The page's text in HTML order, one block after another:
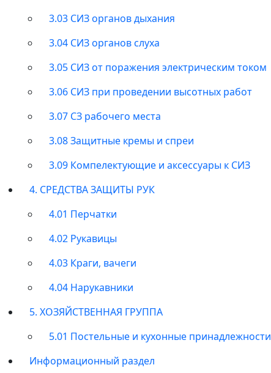
3.03 СИЗ органов дыхания
3.04 СИЗ органов слуха
3.05 СИЗ от поражения электрическим током
3.06 СИЗ при проведении высотных работ
3.07 СЗ рабочего места
3.08 Защитные кремы и спреи
3.09 Компелектующие и аксессуары к СИЗ
4. СРЕДСТВА ЗАЩИТЫ РУК
4.01 Перчатки
4.02 Рукавицы
4.03 Краги, вачеги
4.04 Нарукавники
5. ХОЗЯЙСТВЕННАЯ ГРУППА
5.01 Постельные и кухонные принадлежности
Информационный раздел